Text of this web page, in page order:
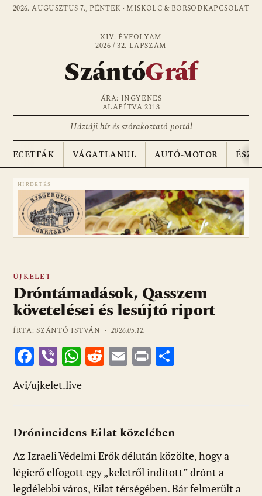
2026. AUGUSZTUS 7., PÉNTEK · MISKOLC & BORSODKAPCSOLAT
XIV. ÉVFOLYAM
2026 / 32. LAPSZÁM
SzántóGráf
ÁRA: INGYENES
ALAPÍTVA 2013
Háztáji hír és szórakoztató portál
ECETFÁK VÁGATLANUL AUTÓ-MOTOR
HIRDETÉS
ÚJKELET
Dróntámadások, Qasszem
követelései és lesújtó riport
ÍRTA: SZÁNTÓ ISTVÁN ·2026.05.12.
F
ac
e
b
o
o
k
Vi
b
er
W
at
s
A
p
p
R
di
t
E
l
Pr
m
e
g
Avi/ujkelet.live
Drónincidens Eilat közelében
Az Izraeli Védelmi Erők délután közölte, hogy a
légierő elfogott egy „keletről indított” drónt a
legdélebbi város, Eilat térségében. Bár felmerült a